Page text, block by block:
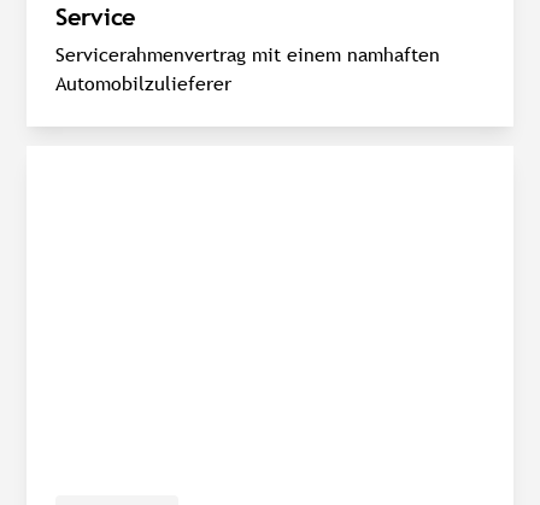
Service
Servicerahmenvertrag mit einem namhaften
Automobilzulieferer